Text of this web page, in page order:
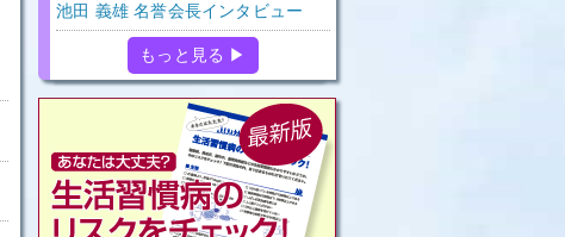
池田 義雄 名誉会長インタビュー
もっと見る ▶